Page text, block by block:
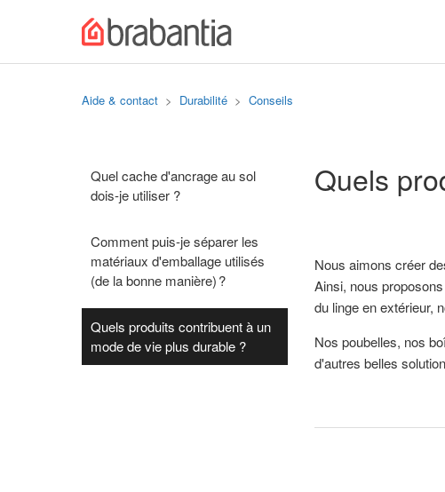
Aide & contact Durabilité Conseils
Quel cache d'ancrage au sol
dois-je utiliser ?
Comment puis-je séparer les
matériaux d'emballage utilisés
(de la bonne manière) ?
Quels produits contribuent à un
mode de vie plus durable ?
Quels
Nous aimons créer
Ainsi, nous
du linge en extérieur,
Nos poubelles, nos
d'autres belles